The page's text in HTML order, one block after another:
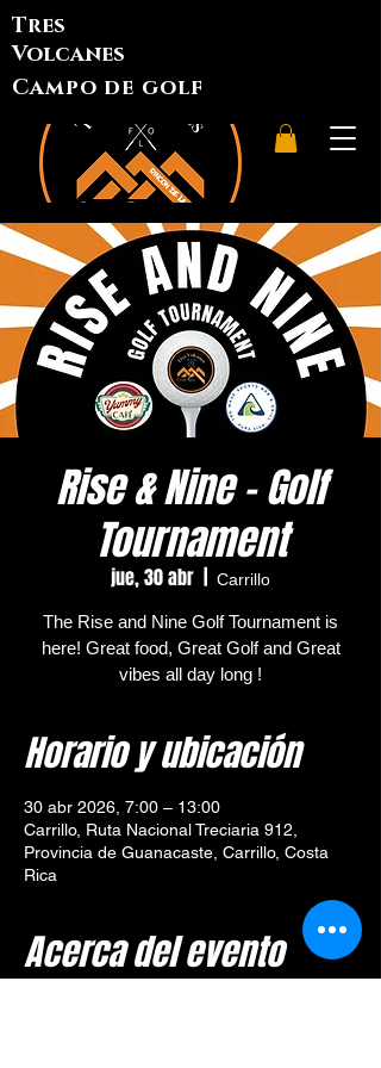
Tres
Volcanes
Campo de golf
Rise & Nine - Golf
Tournament
jue, 30 abr Carrillo
The Rise and Nine Golf Tournament is
here! Great food, Great Golf and Great
vibes all day long !
Horario y ubicación
30 abr 2026, 7:00 – 13:00
Carrillo, Ruta Nacional Treciaria 912,
Provincia de Guanacaste, Carrillo, Costa
Rica
Acerca del evento